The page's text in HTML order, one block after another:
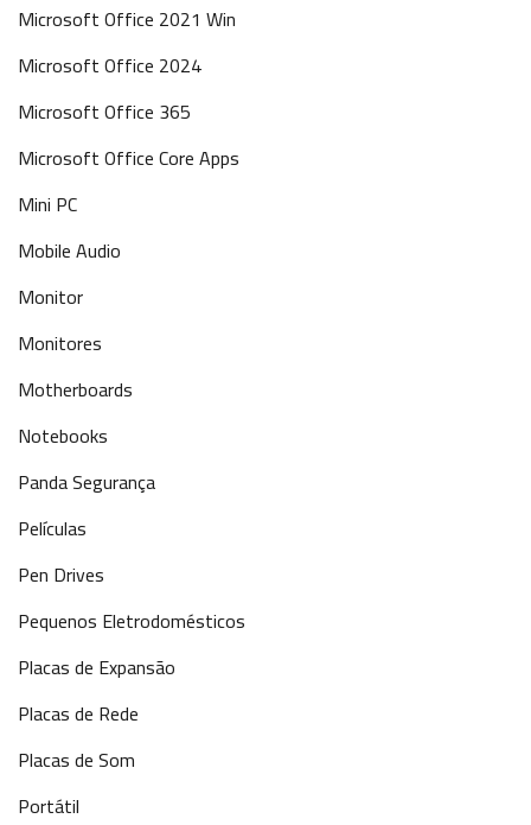
Microsoft Office 2021 Win
Microsoft Office 2024
Microsoft Office 365
Microsoft Office Core Apps
Mini PC
Mobile Audio
Monitor
Monitores
Motherboards
Notebooks
Panda Segurança
Películas
Pen Drives
Pequenos Eletrodomésticos
Placas de Expansão
Placas de Rede
Placas de Som
Portátil